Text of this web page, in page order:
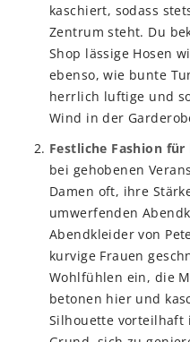
kaschiert, sodass
Zentrum steht. Du
Shop lässige Hosen
ebenso, wie bunte
herrlich luftige und
Wind in der
Festliche Fashion für
bei gehobenen
Damen oft, ihre
umwerfenden
Abendkleider von
kurvige Frauen
Wohlfühlen ein, die
betonen hier und
Silhouette vorteilhaft